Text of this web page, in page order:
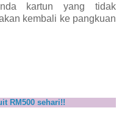
kartun yang tidak
kembali ke pangkuan
RM500 sehari!!